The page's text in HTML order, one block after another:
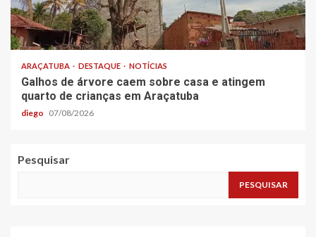
ARAÇATUBA DESTAQUE NOTÍCIAS
Galhos de árvore caem sobre casa e atingem
quarto de crianças em Araçatuba
diego 07/08/2026
Pesquisar
PESQUISAR